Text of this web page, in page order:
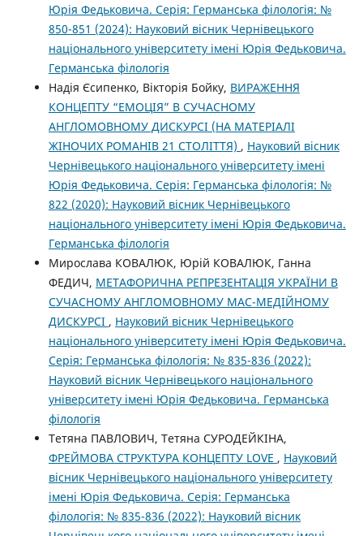
Юрія Федьковича. Серія: Германська філологія: №
850-851 (2024): Науковий вісник Чернівецького
національного університету імені Юрія Федьковича.
Германська філологія
Надія Єсипенко, Вікторія Бойку, ВИРАЖЕННЯ
КОНЦЕПТУ “ЕМОЦІЯ” В СУЧАСНОМУ
АНГЛОМОВНОМУ ДИСКУРСІ (НА МАТЕРІАЛІ
ЖІНОЧИХ РОМАНІВ 21 СТОЛІТТЯ) , Науковий вісник
Чернівецького національного університету імені
Юрія Федьковича. Серія: Германська філологія: №
822 (2020): Науковий вісник Чернівецького
національного університету імені Юрія Федьковича.
Германська філологія
Мирослава КОВАЛЮК, Юрій КОВАЛЮК, Ганна
ФЕДИЧ, МЕТАФОРИЧНА РЕПРЕЗЕНТАЦІЯ УКРАЇНИ В
СУЧАСНОМУ АНГЛОМОВНОМУ МАС-МЕДІЙНОМУ
ДИСКУРСІ , Науковий вісник Чернівецького
національного університету імені Юрія Федьковича.
Серія: Германська філологія: № 835-836 (2022):
Науковий вісник Чернівецького національного
університету імені Юрія Федьковича. Германська
філологія
Тетяна ПАВЛОВИЧ, Тетяна СУРОДЕЙКІНА,
ФРЕЙМОВА СТРУКТУРА КОНЦЕПТУ LOVE , Науковий
вісник Чернівецького національного університету
імені Юрія Федьковича. Серія: Германська
філологія: № 835-836 (2022): Науковий вісник